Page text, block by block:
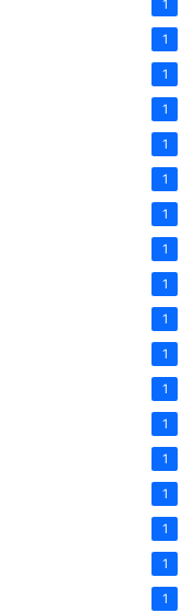
1
1
1
1
1
1
1
1
1
1
1
1
1
1
1
1
1
1